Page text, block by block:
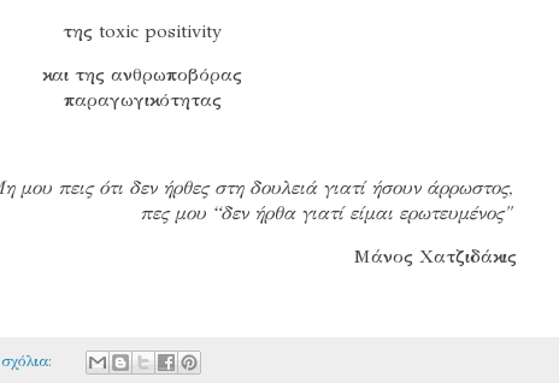
της toxic positivity
και της ανθρωποβόρας
παραγωγικότητας
μου πεις ότι δεν ήρθες στη δουλειά γιατί ήσουν άρρωστος,
πες μου “δεν ήρθα γιατί είμαι ερωτευμένος"
Μάνος Χατζιδάκις